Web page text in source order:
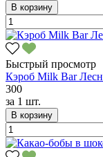
В корзину
Быстрый просмотр
Кэроб Milk Bar
300
за 1 шт.
В корзину